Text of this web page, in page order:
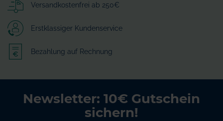
Versandkostenfrei ab 250€
Erstklassiger Kundenservice
Bezahlung auf Rechnung
Newsletter: 10€ Gutschein
sichern!